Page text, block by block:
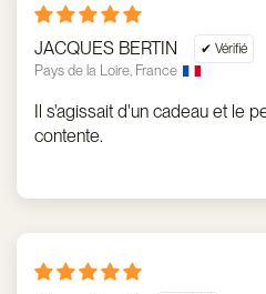
JACQUES BERTIN
Pays de la Loire, France
Il s'agissait d'un cadeau et le
contente.